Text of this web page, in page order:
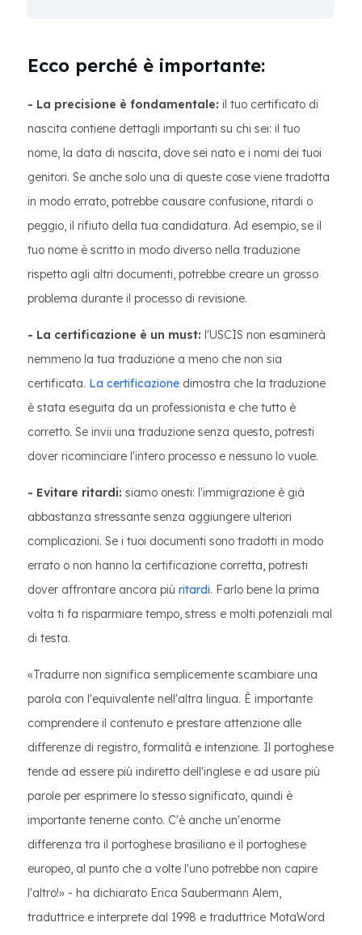
Ecco perché è importante:
- La precisione è fondamentale: il tuo certificato di
nascita contiene dettagli importanti su chi sei: il tuo
nome, la data di nascita, dove sei nato e i nomi dei tuoi
genitori. Se anche solo una di queste cose viene tradotta
in modo errato, potrebbe causare confusione, ritardi o
peggio, il rifiuto della tua candidatura. Ad esempio, se il
tuo nome è scritto in modo diverso nella traduzione
rispetto agli altri documenti, potrebbe creare un grosso
problema durante il processo di revisione.
- La certificazione è un must: l'USCIS non esaminerà
nemmeno la tua traduzione a meno che non sia
certificata. La certificazione dimostra che la traduzione
è stata eseguita da un professionista e che tutto è
corretto. Se invii una traduzione senza questo, potresti
dover ricominciare l'intero processo e nessuno lo vuole.
- Evitare ritardi: siamo onesti: l'immigrazione è già
abbastanza stressante senza aggiungere ulteriori
complicazioni. Se i tuoi documenti sono tradotti in modo
errato o non hanno la certificazione corretta, potresti
dover affrontare ancora più ritardi. Farlo bene la prima
volta ti fa risparmiare tempo, stress e molti potenziali mal
di testa.
«Tradurre non significa semplicemente scambiare una
parola con l'equivalente nell'altra lingua. È importante
comprendere il contenuto e prestare attenzione alle
differenze di registro, formalità e intenzione. Il portoghese
tende ad essere più indiretto dell'inglese e ad usare più
parole per esprimere lo stesso significato, quindi è
importante tenerne conto. C'è anche un'enorme
differenza tra il portoghese brasiliano e il portoghese
europeo, al punto che a volte l'uno potrebbe non capire
l'altro!» - ha dichiarato Erica Saubermann Alem,
traduttrice e interprete dal 1998 e traduttrice MotaWord